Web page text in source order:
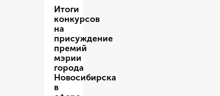
Итоги
конкурсов
на
присуждение
премий
мэрии
города
Новосибирска
в